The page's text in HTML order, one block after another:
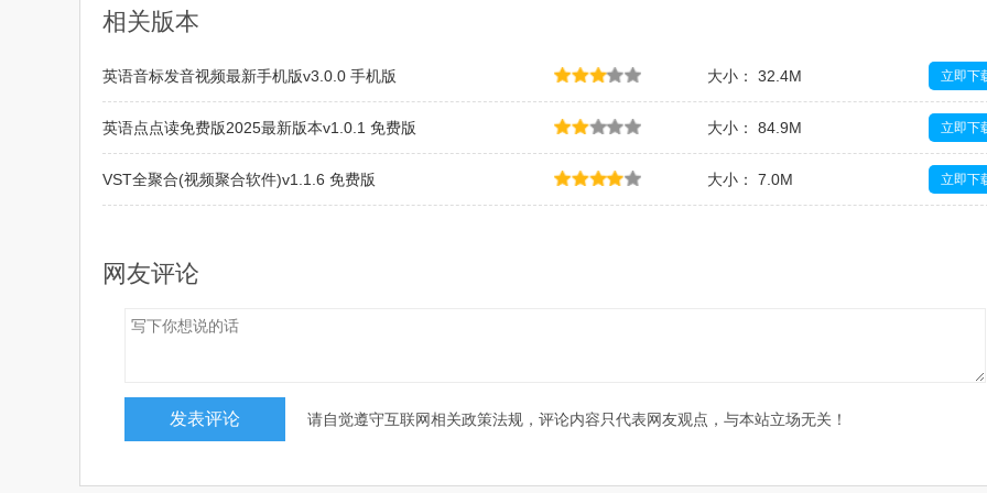
相关版本
英语音标发音视频最新手机版v3.0.0 手机版 大小： 32.4M 立即下
英语点点读免费版2025最新版本v1.0.1 免费版 大小： 84.9M 立即下
VST全聚合(视频聚合软件)v1.1.6 免费版 大小： 7.0M 立即下
网友评论
请自觉遵守互联网相关政策法规，评论内容只代表网友观点，与本站立场无关！